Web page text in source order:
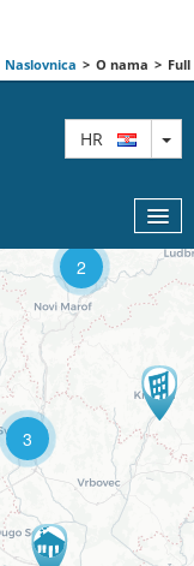
Naslovnica > O nama > Full
HR
3
2